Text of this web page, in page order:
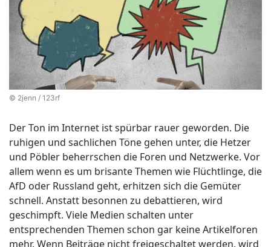
© 2jenn / 123rf
Der Ton im Internet ist spürbar rauer geworden. Die
ruhigen und sachlichen Töne gehen unter, die Hetzer
und Pöbler beherrschen die Foren und Netzwerke. Vor
allem wenn es um brisante Themen wie Flüchtlinge, die
AfD oder Russland geht, erhitzen sich die Gemüter
schnell. Anstatt besonnen zu debattieren, wird
geschimpft. Viele Medien schalten unter
entsprechenden Themen schon gar keine Artikelforen
mehr. Wenn Beiträge nicht freigeschaltet werden, wird